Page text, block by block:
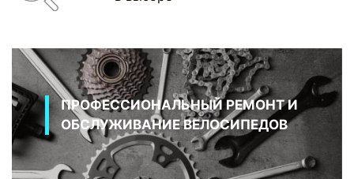
ПРОФЕССИОНАЛЬНЫЙ РЕМОНТ И
ОБСЛУЖИВАНИЕ ВЕЛОСИПЕДОВ